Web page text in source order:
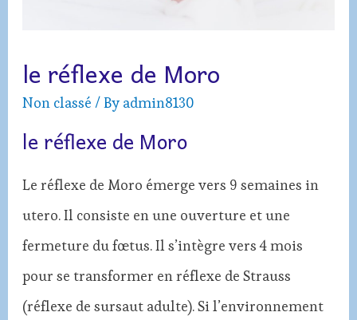
le réflexe de Moro
Non classé / By admin8130
le réflexe de Moro
Le réflexe de Moro émerge vers 9 semaines in
utero. Il consiste en une ouverture et une
fermeture du fœtus. Il s’intègre vers 4 mois
pour se transformer en réflexe de Strauss
(réflexe de sursaut adulte). Si l’environnement